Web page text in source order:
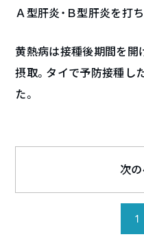
Ａ型肝炎・Ｂ型肝炎を打ち
黄熱病は接種後期間を開
摂取。タイで予防接種し
た。
1
次